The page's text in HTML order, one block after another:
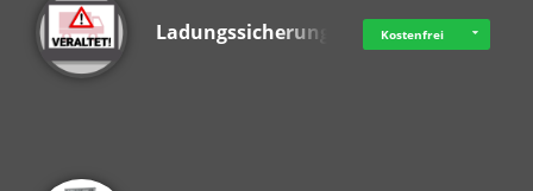
Ladungssicherung Kostenfrei